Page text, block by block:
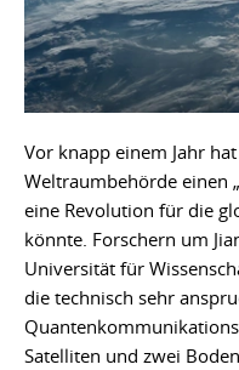
Vor knapp einem Jahr
Weltraumbehörde einen
eine Revolution für die
könnte. Forschern um
Universität für
die technisch sehr
Satelliten und zwei